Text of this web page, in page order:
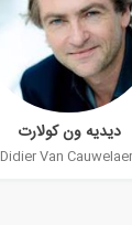
دیدیه ون کولارت
Didier Van